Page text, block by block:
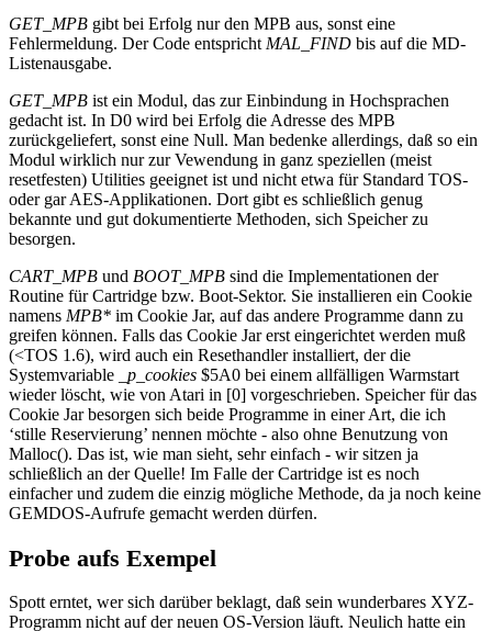
GET_MPB gibt bei Erfolg nur den MPB aus, sonst eine
Fehlermeldung. Der Code entspricht MAL_FIND bis auf die MD-
Listenausgabe.
GET_MPB ist ein Modul, das zur Einbindung in Hochsprachen
gedacht ist. In D0 wird bei Erfolg die Adresse des MPB
zurückgeliefert, sonst eine Null. Man bedenke allerdings, daß so ein
Modul wirklich nur zur Vewendung in ganz speziellen (meist
resetfesten) Utilities geeignet ist und nicht etwa für Standard TOS-
oder gar AES-Applikationen. Dort gibt es schließlich genug
bekannte und gut dokumentierte Methoden, sich Speicher zu
besorgen.
CART_MPB und BOOT_MPB sind die Implementationen der
Routine für Cartridge bzw. Boot-Sektor. Sie installieren ein Cookie
namens MPB* im Cookie Jar, auf das andere Programme dann zu
greifen können. Falls das Cookie Jar erst eingerichtet werden muß
(<TOS 1.6), wird auch ein Resethandler installiert, der die
Systemvariable
_p_cookies $5A0 bei einem allfälligen Warmstart
wieder löscht, wie von Atari in [0] vorgeschrieben. Speicher für das
Cookie Jar besorgen sich beide Programme in einer Art, die ich
‘stille Reservierung’ nennen möchte - also ohne Benutzung von
Malloc(). Das ist, wie man sieht, sehr einfach - wir sitzen ja
schließlich an der Quelle! Im Falle der Cartridge ist es noch
einfacher und zudem die einzig mögliche Methode, da ja noch keine
GEMDOS-Aufrufe gemacht werden dürfen.
Probe aufs Exempel
Spott erntet, wer sich darüber beklagt, daß sein wunderbares XYZ-
Programm nicht auf der neuen OS-Version läuft. Neulich hatte ein